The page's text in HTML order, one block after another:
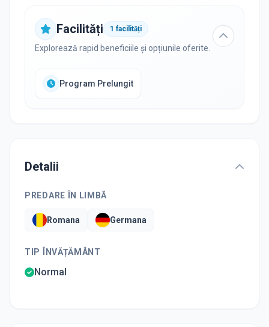
Facilități 1 facilități
Explorează rapid beneficiile și opțiunile oferite.
Program Prelungit
Detalii
PREDARE ÎN LIMBĂ
Romana Germana
TIP ÎNVĂȚĂMÂNT
Normal